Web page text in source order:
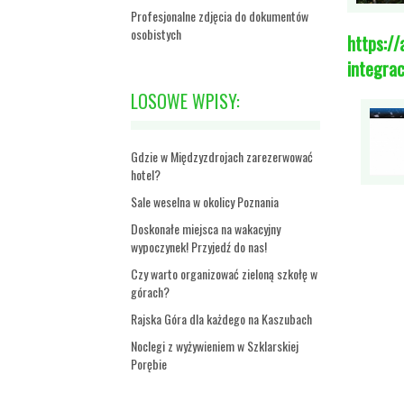
Profesjonalne zdjęcia do dokumentów
osobistych
LOSOWE WPISY:
Gdzie w Międzyzdrojach zarezerwować
hotel?
Sale weselna w okolicy Poznania
Doskonałe miejsca na wakacyjny
wypoczynek! Przyjedź do nas!
Czy warto organizować zieloną szkołę w
górach?
Rajska Góra dla każdego na Kaszubach
Noclegi z wyżywieniem w Szklarskiej
Porębie
https://